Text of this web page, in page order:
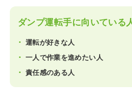
ダンプ運転手に向いている
運転が好きな人
一人で作業を進めたい人
責任感のある人